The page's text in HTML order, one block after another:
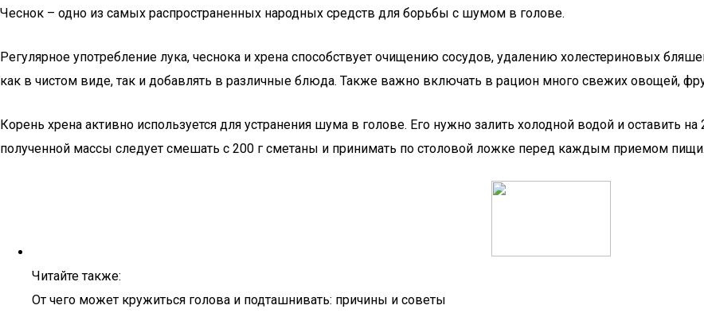
Чеснок – одно из самых распространенных народных средств для борьбы с шумом в голове.
Регулярное употребление лука, чеснока и хрена способствует очищению сосудов, удалению холестериновых
как в чистом виде, так и добавлять в различные блюда. Также важно включать в рацион много свежих овощей,
Корень хрена активно используется для устранения шума в голове. Его нужно залить холодной водой и оставить
полученной массы следует смешать с 200 г сметаны и принимать по столовой ложке перед каждым приемом пищи.
Читайте также:
От чего может кружиться голова и подташнивать: причины и советы